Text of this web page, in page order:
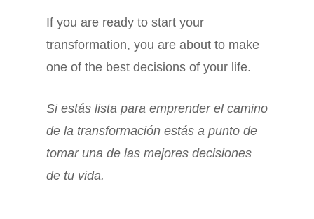
If you are ready to start your
transformation, you are about to make
one of the best decisions of your life.
Si estás lista para emprender el camino
de la transformación estás a punto de
tomar una de las mejores decisiones
de tu vida.